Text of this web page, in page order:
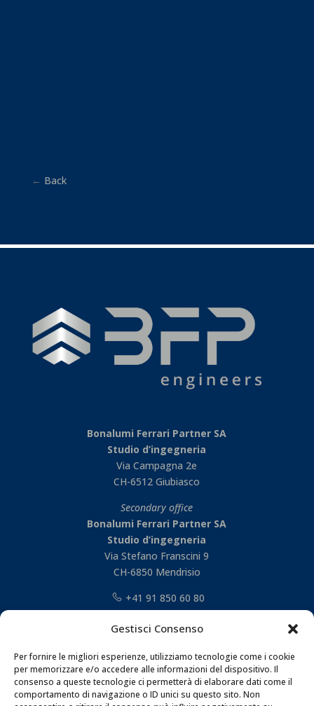
Gestisci Consenso
Per fornire le migliori esperienze, utilizziamo tecnologie come i cookie
per memorizzare e/o accedere alle informazioni del dispositivo. Il
consenso a queste tecnologie ci permetterà di elaborare dati come il
comportamento di navigazione o ID unici su questo sito. Non
← Back
Bonalumi Ferrari Partner SA
Studio d’ingegneria
Via Campagna 2e
CH-6512 Giubiasco
Secondary office
Bonalumi Ferrari Partner SA
Studio d’ingegneria
Via Stefano Franscini 9
CH-6850 Mendrisio
+41 91 850 60 80